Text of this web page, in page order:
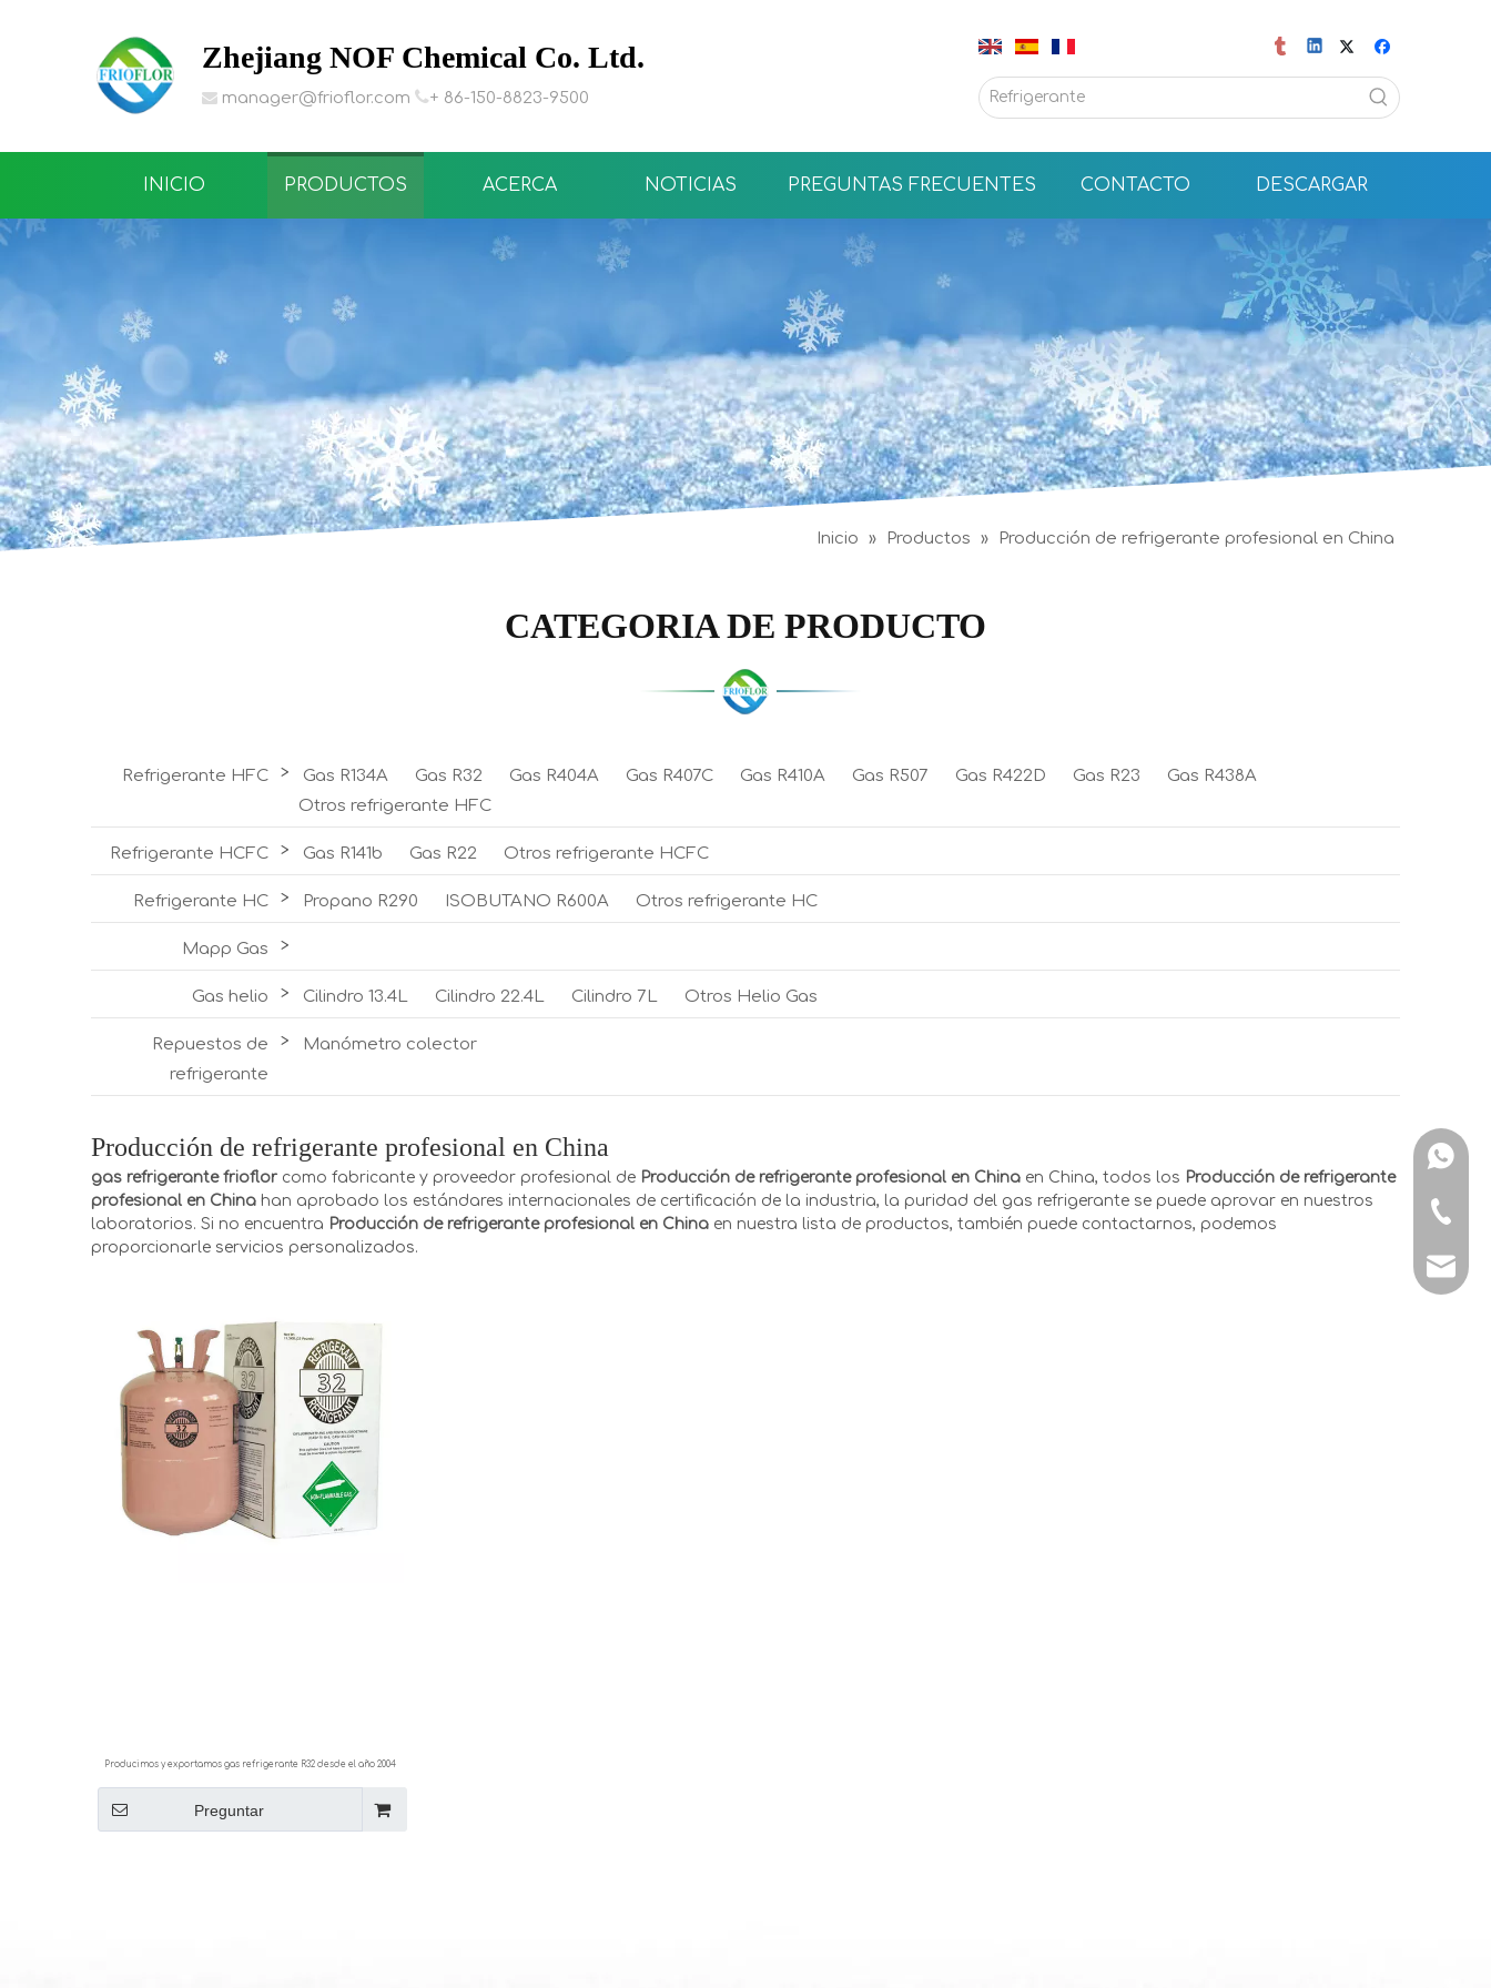
Zhejiang NOF Chemical Co. Ltd.
 manager@frioflor.com + 86-150-8823-9500
INICIO PRODUCTOS ACERCA NOTICIAS PREGUNTAS FRECUENTES CONTACTO DESCARGAR
Inicio » Productos » Producción de refrigerante profesional en China
CATEGORIA DE PRODUCTO
Refrigerante HFC > Gas R134A Gas R32 Gas R404A Gas R407C Gas R410A Gas R507 Gas R422D Gas R23
Gas R438A
Otros refrigerante HFC
Refrigerante HCFC > Gas R141b Gas R22 Otros refrigerante HCFC
Refrigerante HC > Propano R290 ISOBUTANO R600A Otros refrigerante HC
Mapp Gas >
Gas helio > Cilindro 13.4L Cilindro 22.4L Cilindro 7L Otros Helio Gas
Repuestos de
refrigerante
> Manómetro colector
Producción de refrigerante profesional en China
gas refrigerante frioflor como fabricante y proveedor profesional de Producción de refrigerante profesional en China en China, todos los Producción de refrigerante
profesional en China han aprobado los estándares internacionales de certificación de la industria, la puridad del gas refrigerante se puede aprovar en nuestros
laboratorios. Si no encuentra Producción de refrigerante profesional en China en nuestra lista de productos, también puede contactarnos, podemos
proporcionarle servicios personalizados.
Producimos y exportamos gas refrigerante R32 desde el año 2004
Preguntar
+ 86-
+ 86-